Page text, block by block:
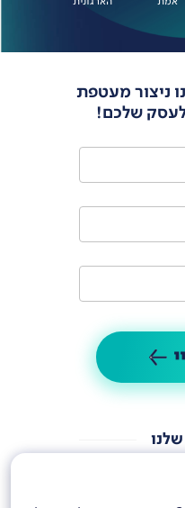
ניצור מעטפת
שלכם!